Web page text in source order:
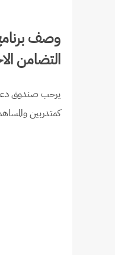
وصف
التضامن
كمتدربين